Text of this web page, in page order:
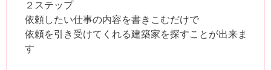
２ステップ
依頼したい仕事の内容を書きこむだけで
依頼を引き受けてくれる建築家を探すことが出来ま
す